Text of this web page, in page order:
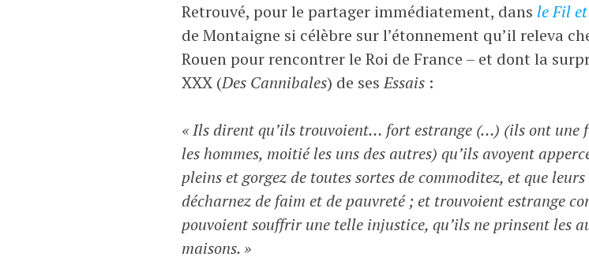
f
é
v
e
r
2
0
2
a
n
ç
s
L
o
z
e
Retrouvé, pour le partager immédiatement, dans le Fil
de Montaigne si célèbre sur l’étonnement qu’il releva
Rouen pour rencontrer le Roi de France – et dont la
XXX (Des Cannibales) de sesEssais:
« Ils dirent qu’ils trouvoient… fort estrange (…) (ils ont une
les hommes, moitié les uns des autres) qu’ils avoyent
pleins et gorgez de toutes sortes de commoditez, et que
décharnez de faim et de pauvreté ; et trouvoient estrange
pouvoient souffrir une telle injustice, qu’ils ne prinsent les
maisons. »